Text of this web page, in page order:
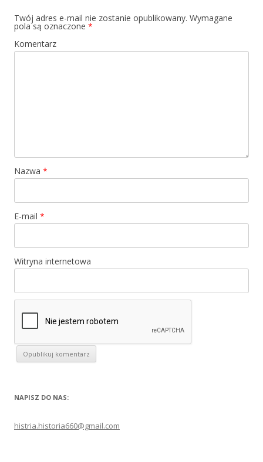
Twój adres e-mail nie zostanie opublikowany. Wymagane
pola są oznaczone *
Komentarz
Nazwa *
E-mail *
Witryna internetowa
NAPISZ DO NAS:
histria.historia660@gmail.com